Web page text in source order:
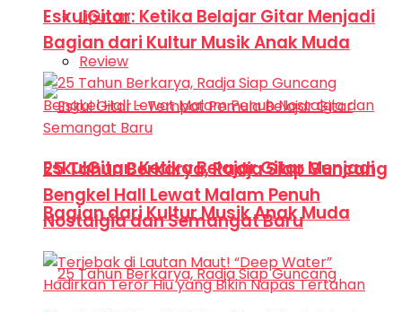
Liputan
Review
EskulGitar: Ketika Belajar Gitar Menjadi
Bagian dari Kultur Musik Anak Muda
EskulGitar: Ketika Belajar Gitar Menjadi
Bagian dari Kultur Musik Anak Muda
25 Tahun Berkarya, Radja Siap Guncang
Bengkel Hall Lewat Malam Penuh
Nostalgia dan Semangat Baru